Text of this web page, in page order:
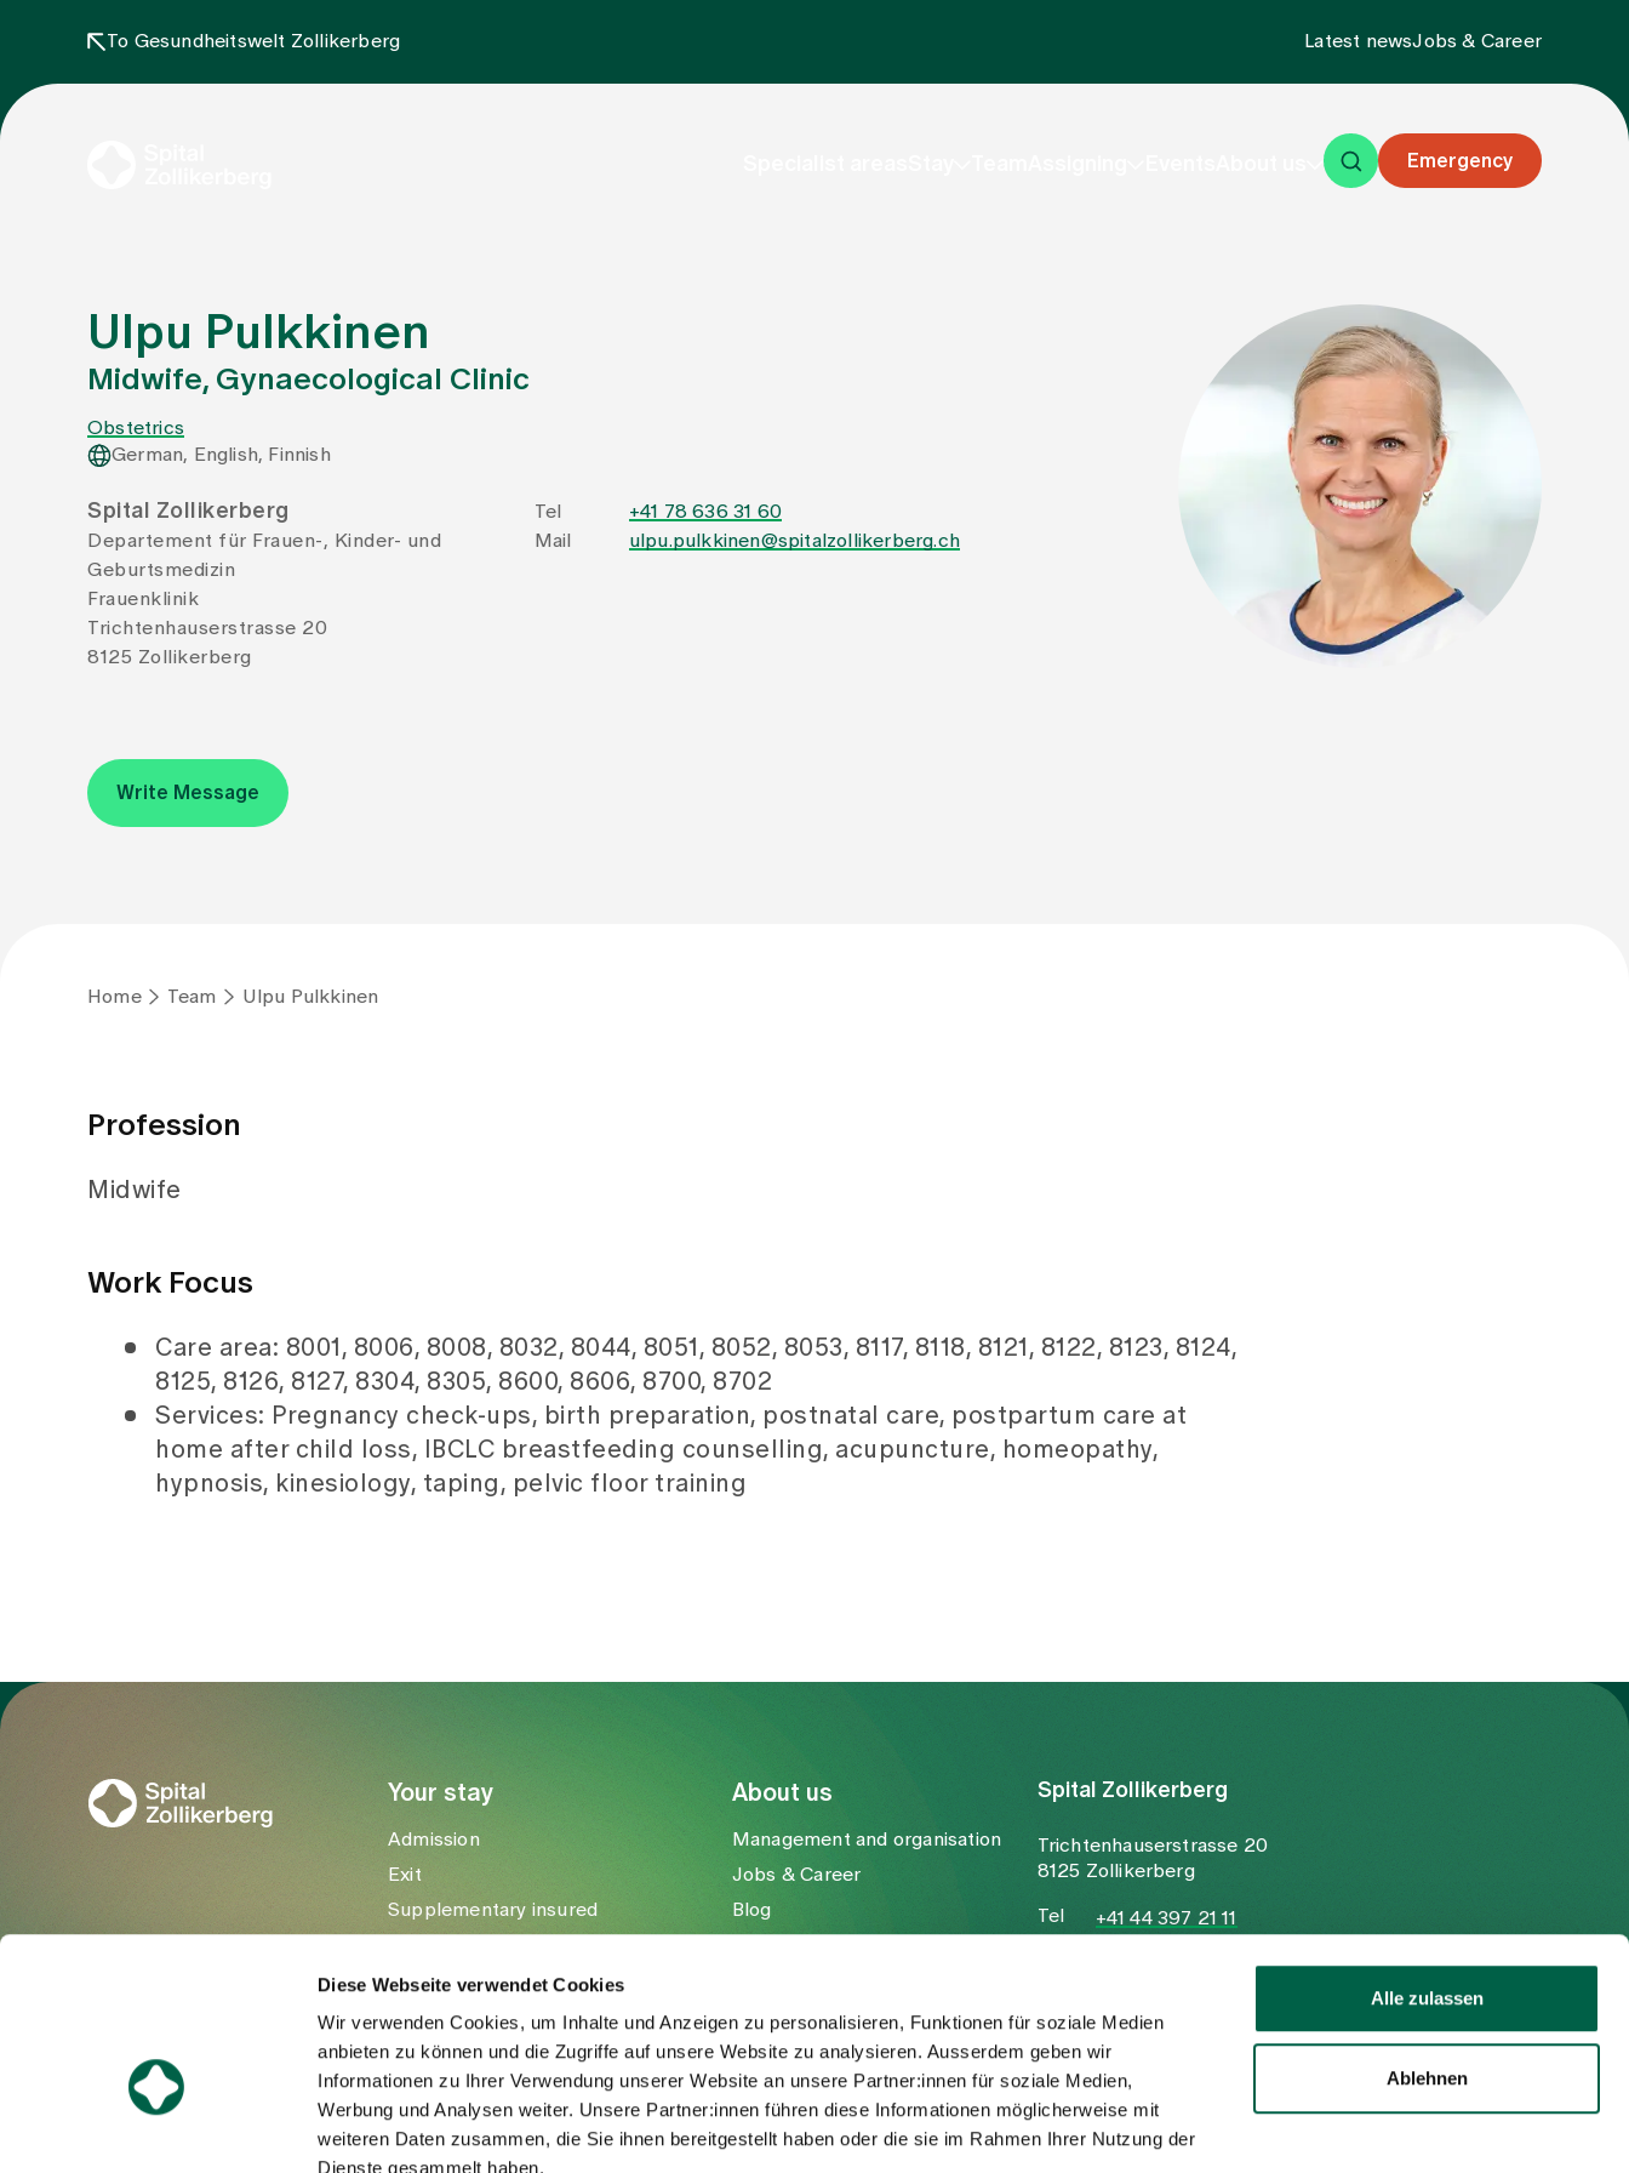
Diese Webseite verwendet Cookies
Wir verwenden Cookies, um Inhalte und Anzeigen zu personalisieren, Funktionen für soziale Medien
anbieten zu können und die Zugriffe auf unsere Website zu analysieren. Ausserdem geben wir
Informationen zu Ihrer Verwendung unserer Website an unsere Partner:innen für soziale Medien,
Werbung und Analysen weiter. Unsere Partner:innen führen diese Informationen möglicherweise mit
weiteren Daten zusammen, die Sie ihnen bereitgestellt haben oder die sie im Rahmen Ihrer Nutzung der
Dienste gesammelt haben.
Alle zulassen
Ablehnen
To Gesundheitswelt Zollikerberg Latest newsJobs & Career
Emergency
Ulpu Pulkkinen
Midwife, Gynaecological Clinic
Obstetrics
German, English, Finnish
Spital Zollikerberg
Departement für Frauen-, Kinder- und
Geburtsmedizin
Frauenklinik
Trichtenhauserstrasse 20
8125 Zollikerberg
Tel
+41 78 636 31 60
Mail
ulpu.pulkkinen@spitalzollikerberg.ch
Write Message
Home Team Ulpu Pulkkinen
Profession
Midwife
Work Focus
Care area: 8001, 8006, 8008, 8032, 8044, 8051, 8052, 8053, 8117, 8118, 8121, 8122, 8123, 8124,
8125, 8126, 8127, 8304, 8305, 8600, 8606, 8700, 8702
Services: Pregnancy check-ups, birth preparation, postnatal care, postpartum care at
home after child loss, IBCLC breastfeeding counselling, acupuncture, homeopathy,
hypnosis, kinesiology, taping, pelvic floor training
Your stay
Admission
Exit
Supplementary insured
About us
Management and organisation
Jobs & Career
Blog
Spital Zollikerberg
Trichtenhauserstrasse 20
8125 Zollikerberg
Tel
+41 44 397 21 11